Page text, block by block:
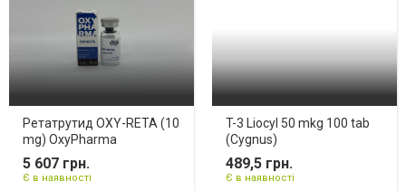
Ретатрутид OXY-RETA (10
mg) OxyPharma
5 607 грн.
Є в наявності
T-3 Liocyl 50 mkg 100 tab
(Cygnus)
489,5 грн.
Є в наявності